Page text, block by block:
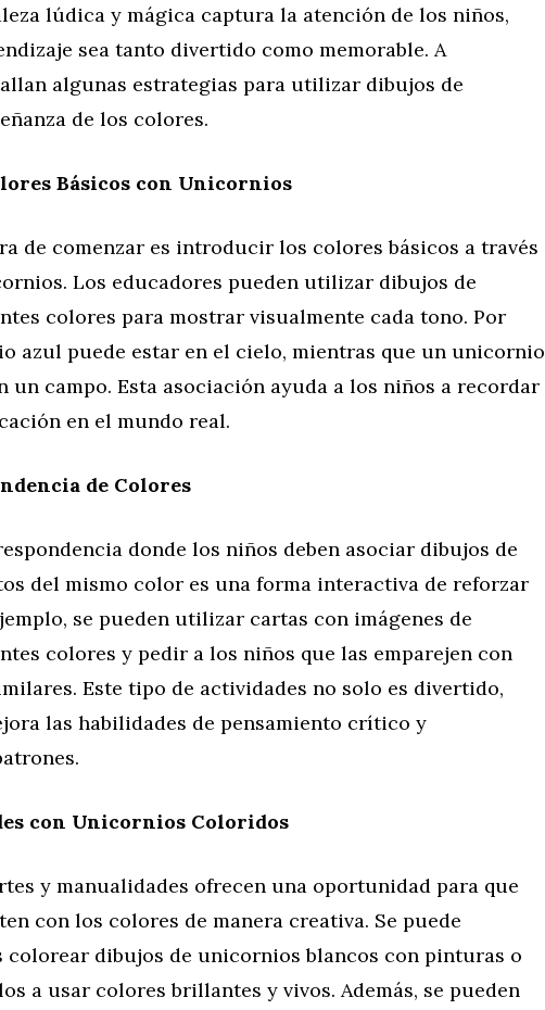
lúdica y mágica captura la atención de los niños,
sea tanto divertido como memorable. A
algunas estrategias para utilizar dibujos de
de los colores.
Básicos con Unicornios
de comenzar es introducir los colores básicos a través
Los educadores pueden utilizar dibujos de
colores para mostrar visualmente cada tono. Por
azul puede estar en el cielo, mientras que un unicornio
un campo. Esta asociación ayuda a los niños a recordar
en el mundo real.
de Colores
donde los niños deben asociar dibujos de
del mismo color es una forma interactiva de reforzar
se pueden utilizar cartas con imágenes de
colores y pedir a los niños que las emparejen con
Este tipo de actividades no solo es divertido,
las habilidades de pensamiento crítico y
con Unicornios Coloridos
y manualidades ofrecen una oportunidad para que
con los colores de manera creativa. Se puede
colorear dibujos de unicornios blancos con pinturas o
a usar colores brillantes y vivos. Además, se pueden